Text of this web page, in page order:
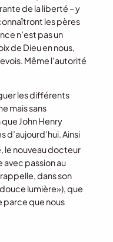
de la liberté – y
les pères
n’est pas un
de Dieu en nous,
Même l’autorité
les différents
mais sans
John Henry
Ainsi
le nouveau docteur
avec passion au
dans son
lumière»), que
parce que nous